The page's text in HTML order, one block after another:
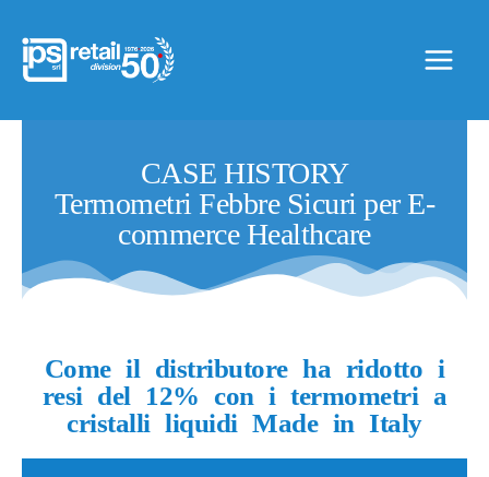
contenuto
CASE HISTORY
Termometri Febbre Sicuri per E-
commerce Healthcare
Come il distributore ha ridotto i
resi del 12% con i termometri a
cristalli liquidi Made in Italy